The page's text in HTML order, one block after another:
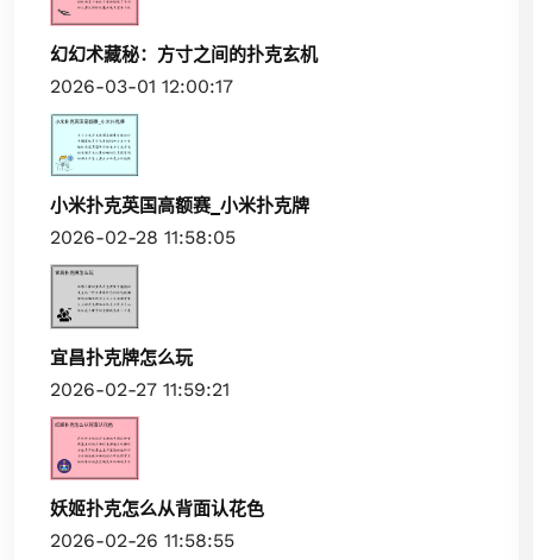
幻幻术藏秘：方寸之间的扑克玄机
2026-03-01 12:00:17
小米扑克英国高额赛_小米扑克牌
2026-02-28 11:58:05
宜昌扑克牌怎么玩
2026-02-27 11:59:21
妖姬扑克怎么从背面认花色
2026-02-26 11:58:55